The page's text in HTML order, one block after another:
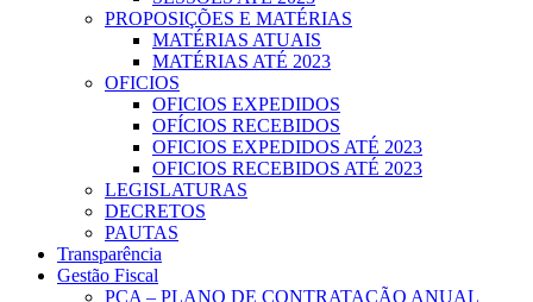
PROPOSIÇÕES E MATÉRIAS
MATÉRIAS ATUAIS
MATÉRIAS ATÉ 2023
OFICIOS
OFICIOS EXPEDIDOS
OFÍCIOS RECEBIDOS
OFICIOS EXPEDIDOS ATÉ 2023
OFICIOS RECEBIDOS ATÉ 2023
LEGISLATURAS
DECRETOS
PAUTAS
Transparência
Gestão Fiscal
PCA – PLANO DE CONTRATAÇÃO ANUAL